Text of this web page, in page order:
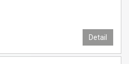
Detail